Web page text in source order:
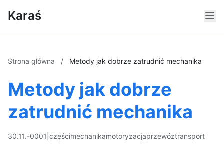
Karaś
Strona główna / Metody jak dobrze zatrudnić mechanika
Metody jak dobrze
zatrudnić mechanika
30.11.-0001 częścimechanikamotoryzacjaprzewóztransport